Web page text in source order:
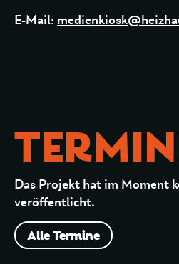
E-Mail:
Das Projekt hat im Moment
veröffentlicht.
Alle Termine